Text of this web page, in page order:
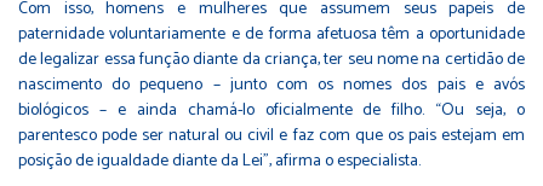
Com isso, homens e mulheres que assumem seus papeis de
paternidade voluntariamente e de forma afetuosa têm a oportunidade
de legalizar essa função diante da criança, ter seu nome na certidão de
nascimento do pequeno – junto com os nomes dos pais e avós
biológicos – e ainda chamá-lo oficialmente de filho. “Ou seja, o
parentesco pode ser natural ou civil e faz com que os pais estejam em
posição de igualdade diante da Lei”, afirma o especialista.